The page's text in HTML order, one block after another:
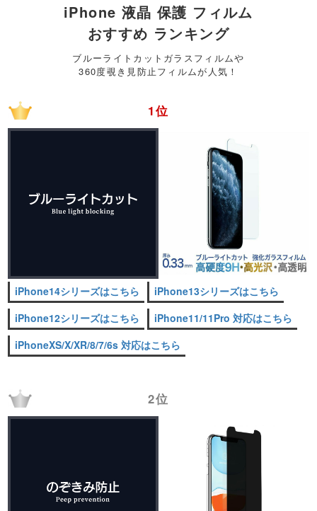
iPhone 液晶 保護 フィルム
おすすめ ランキング
ブルーライトカットガラスフィルムや
360度覗き見防止フィルムが人気！
1位
iPhone14シリーズはこちら
iPhone13シリーズはこちら
iPhone12シリーズはこちら
iPhone11/11Pro 対応はこちら
iPhoneXS/X/XR/8/7/6s 対応はこちら
2位